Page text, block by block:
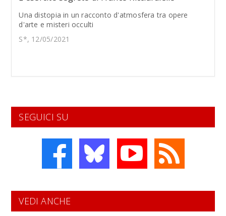
Una distopia in un racconto d'atmosfera tra opere
d'arte e misteri occulti
S*, 12/05/2021
SEGUICI SU
VEDI ANCHE